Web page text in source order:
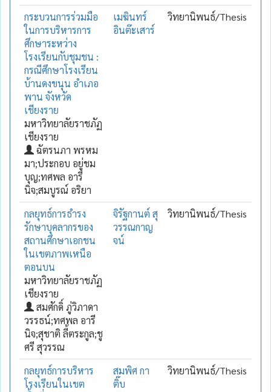
กระบวนการร่วมมือ
ในการบริหารการ
ศึกษาระหว่าง
โรงเรียนกับชุมชน :
กรณีศึกษาโรงเรียน
บ้านดงขนุน อำเภอ
พาน จังหวัด
เชียงราย
มหาวิทยาลัยราชภัฏ
เชียงราย
ฉัตรนภา พรหม
มา;ประกอบ อยู่ชม
บุญ;ทศพล อารี
นิจ;สมบูรณ์ อริยา
เมฆินทร์
อินต๊ะเสาร์
วิทยานิพนธ์/Thesis
กลยุทธ์การธำรง
รักษาบุคลากรของ
สถานศึกษาเอกชน
ในเขตภาพเหนือ
ตอนบน
มหาวิทยาลัยราชภัฏ
เชียงราย
สมศักดิ์ ภู่วิภาดา
วรรธน์;ทศพล อารี
นิจ;สุชาติ ลี้ตระกูล;ชู
ศรี สุวรรณ
จิรัฐกานต์ สุ
วรรณกาญ
จน์
วิทยานิพนธ์/Thesis
กลยุทธ์การบริหาร
โรงเรียนในเขต
สมพิศ กา
ติ๊บ
วิทยานิพนธ์/Thesis